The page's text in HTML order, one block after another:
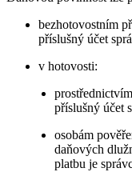
bezhotovostním
příslušný účet
v hotovosti:
příslušný účet
osobám
daňových
platbu je